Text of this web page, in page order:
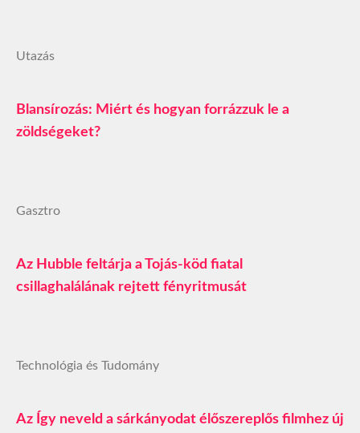
Utazás
Blansírozás: Miért és hogyan forrázzuk le a
zöldségeket?
Gasztro
Az Hubble feltárja a Tojás‑köd fiatal
csillaghalálának rejtett fényritmusát
Technológia és Tudomány
Az Így neveld a sárkányodat élőszereplős filmhez új